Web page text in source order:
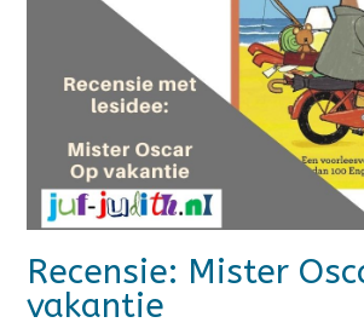
Recensie: Mister
vakantie